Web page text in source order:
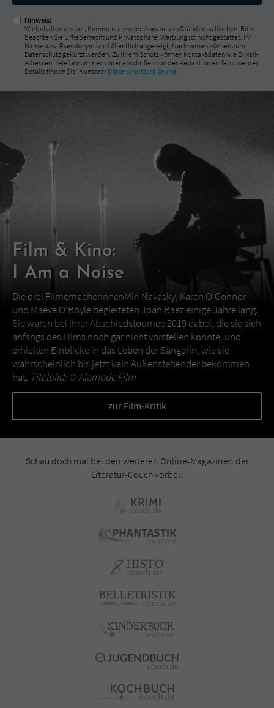
Hinweis:
Wir behalten uns vor, Kommentare ohne Angabe von Gründen zu löschen. Bitte
beachten Sie Urheberrecht und Privatsphäre; Werbung ist nicht gestattet. Ihr
Name bzw. Pseudonym wird öffentlich angezeigt; Nachnamen können zum
Datenschutz gekürzt werden. Zu Ihrem Schutz können Kontaktdaten wie E-Mail-
Adressen, Telefonnummern oder Anschriften von der Redaktion entfernt werden.
Details finden Sie in unserer Datenschutzerklärung.
Film & Kino:
I Am a Noise
Die drei FilmemacherinnenMiri Navasky, Karen O‘Connor
und Maeve O‘Boyle begleiteten Joan Baez einige Jahre lang.
Sie waren bei ihrer Abschiedstournee 2019 dabei, die sie sich
anfangs des Films noch gar nicht vorstellen konnte, und
erhielten Einblicke in das Leben der Sängerin, wie sie
wahrscheinlich bis jetzt kein Außenstehender bekommen
hat. Titelbild: ©Alamode Film
zur Film-Kritik
Schau doch mal bei den weiteren Online-Magazinen der
Literatur-Couch vorbei: